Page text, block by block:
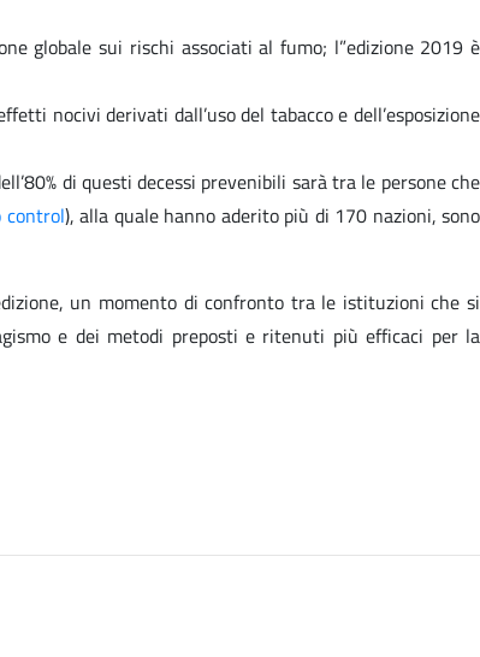
globale sui rischi associati al fumo; l”edizione 2019 è
nocivi derivati dall’uso del tabacco e dell’esposizione
di questi decessi prevenibili sarà tra le persone che
control), alla quale hanno aderito più di 170 nazioni, sono
un momento di confronto tra le istituzioni che si
e dei metodi preposti e ritenuti più efficaci per la